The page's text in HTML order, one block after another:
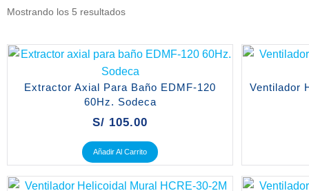
Mostrando los 5 resultados
Extractor Axial Para Baño EDMF-120
60Hz. Sodeca
S/ 105.00
Añadir Al Carrito
Ventilador